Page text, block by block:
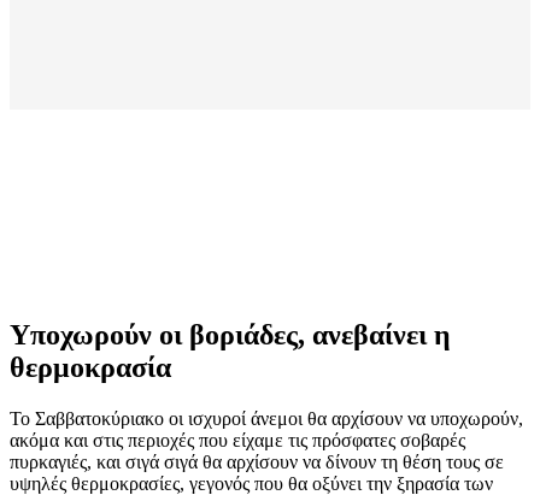
Υποχωρούν οι βοριάδες, ανεβαίνει η
θερμοκρασία
Το Σαββατοκύριακο οι ισχυροί άνεμοι θα αρχίσουν να υποχωρούν,
ακόμα και στις περιοχές που είχαμε τις πρόσφατες σοβαρές
πυρκαγιές, και σιγά σιγά θα αρχίσουν να δίνουν τη θέση τους σε
υψηλές θερμοκρασίες, γεγονός που θα οξύνει την ξηρασία των